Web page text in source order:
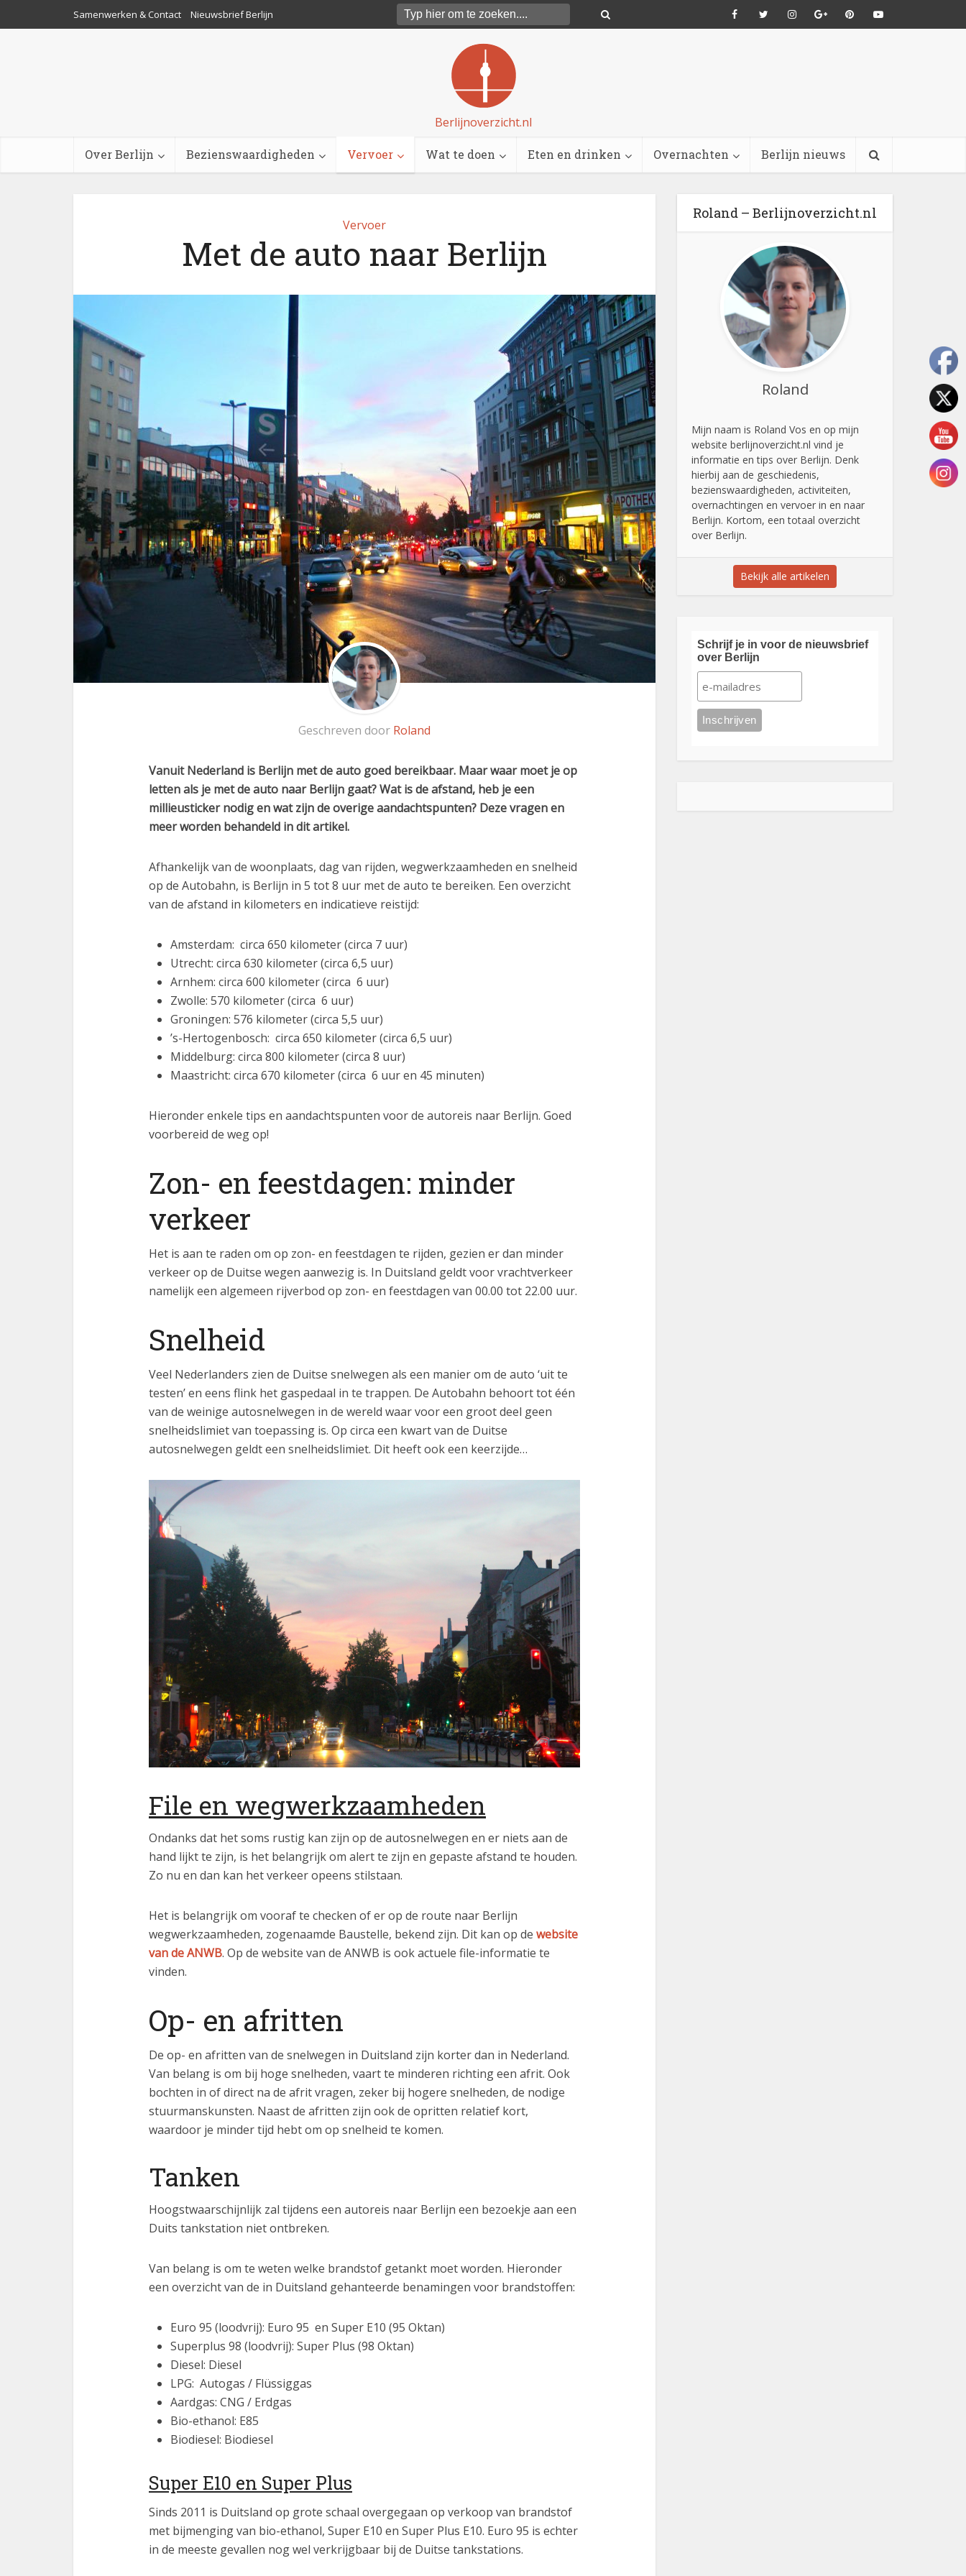
Samenwerken & Contact Nieuwsbrief Berlijn
Berlijnoverzicht.nl
Over Berlijn Bezienswaardigheden Vervoer Wat te doen Eten en drinken Overnachten Berlijn nieuws
Vervoer
Met de auto naar Berlijn
Geschreven door Roland
Vanuit Nederland is Berlijn met de auto goed bereikbaar. Maar waar moet je op
letten als je met de auto naar Berlijn gaat? Wat is de afstand, heb je een
millieusticker nodig en wat zijn de overige aandachtspunten? Deze vragen en
meer worden behandeld in dit artikel.
Afhankelijk van de woonplaats, dag van rijden, wegwerkzaamheden en snelheid
op de Autobahn, is Berlijn in 5 tot 8 uur met de auto te bereiken. Een overzicht
van de afstand in kilometers en indicatieve reistijd:
Amsterdam: circa 650 kilometer (circa 7 uur)
Utrecht: circa 630 kilometer (circa 6,5 uur)
Arnhem: circa 600 kilometer (circa 6 uur)
Zwolle: 570 kilometer (circa 6 uur)
Groningen: 576 kilometer (circa 5,5 uur)
’s-Hertogenbosch: circa 650 kilometer (circa 6,5 uur)
Middelburg: circa 800 kilometer (circa 8 uur)
Maastricht: circa 670 kilometer (circa 6 uur en 45 minuten)
Hieronder enkele tips en aandachtspunten voor de autoreis naar Berlijn. Goed
voorbereid de weg op!
Zon- en feestdagen: minder
verkeer
Het is aan te raden om op zon- en feestdagen te rijden, gezien er dan minder
verkeer op de Duitse wegen aanwezig is. In Duitsland geldt voor vrachtverkeer
namelijk een algemeen rijverbod op zon- en feestdagen van 00.00 tot 22.00 uur.
Snelheid
Veel Nederlanders zien de Duitse snelwegen als een manier om de auto ‘uit te
testen’ en eens flink het gaspedaal in te trappen. De Autobahn behoort tot één
van de weinige autosnelwegen in de wereld waar voor een groot deel geen
snelheidslimiet van toepassing is. Op circa een kwart van de Duitse
autosnelwegen geldt een snelheidslimiet. Dit heeft ook een keerzijde…
File en wegwerkzaamheden
Ondanks dat het soms rustig kan zijn op de autosnelwegen en er niets aan de
hand lijkt te zijn, is het belangrijk om alert te zijn en gepaste afstand te houden.
Zo nu en dan kan het verkeer opeens stilstaan.
Het is belangrijk om vooraf te checken of er op de route naar Berlijn
wegwerkzaamheden, zogenaamde Baustelle, bekend zijn. Dit kan op de website
van de ANWB. Op de website van de ANWB is ook actuele file-informatie te
vinden.
Op- en afritten
De op- en afritten van de snelwegen in Duitsland zijn korter dan in Nederland.
Van belang is om bij hoge snelheden, vaart te minderen richting een afrit. Ook
bochten in of direct na de afrit vragen, zeker bij hogere snelheden, de nodige
stuurmanskunsten. Naast de afritten zijn ook de opritten relatief kort,
waardoor je minder tijd hebt om op snelheid te komen.
Tanken
Hoogstwaarschijnlijk zal tijdens een autoreis naar Berlijn een bezoekje aan een
Duits tankstation niet ontbreken.
Van belang is om te weten welke brandstof getankt moet worden. Hieronder
een overzicht van de in Duitsland gehanteerde benamingen voor brandstoffen:
Euro 95 (loodvrij): Euro 95 en Super E10 (95 Oktan)
Superplus 98 (loodvrij): Super Plus (98 Oktan)
Diesel: Diesel
LPG: Autogas / Flüssiggas
Aardgas: CNG / Erdgas
Bio-ethanol: E85
Biodiesel: Biodiesel
Super E10 en Super Plus
Sinds 2011 is Duitsland op grote schaal overgegaan op verkoop van brandstof
met bijmenging van bio-ethanol, Super E10 en Super Plus E10. Euro 95 is echter
in de meeste gevallen nog wel verkrijgbaar bij de Duitse tankstations.
Roland – Berlijnoverzicht.nl
Roland
Mijn naam is Roland Vos en op mijn
website berlijnoverzicht.nl vind je
informatie en tips over Berlijn. Denk
hierbij aan de geschiedenis,
bezienswaardigheden, activiteiten,
overnachtingen en vervoer in en naar
Berlijn. Kortom, een totaal overzicht
over Berlijn.
Bekijk alle artikelen
Schrijf je in voor de nieuwsbrief
over Berlijn